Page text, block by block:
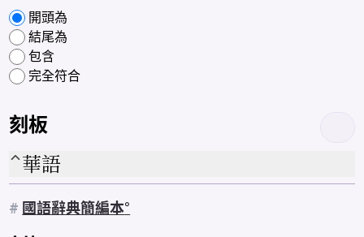
開頭為
結尾為
包含
完全符合
刻板
華語
# 國語辭典簡編本